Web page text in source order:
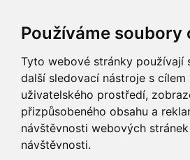
Používáme soubory
Tyto webové stránky používají
další sledovací nástroje s cílem
uživatelského prostředí,
přizpůsobeného obsahu a
návštěvnosti webových
návštěvnosti.